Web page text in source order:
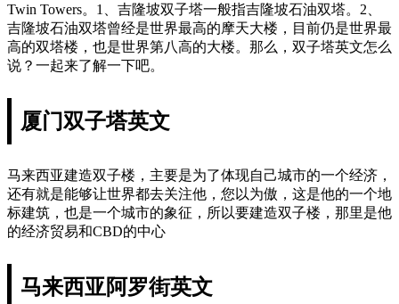
Twin Towers。1、吉隆坡双子塔一般指吉隆坡石油双塔。2、
吉隆坡石油双塔曾经是世界最高的摩天大楼，目前仍是世界最
高的双塔楼，也是世界第八高的大楼。那么，双子塔英文怎么
说？一起来了解一下吧。
厦门双子塔英文
马来西亚建造双子楼，主要是为了体现自己城市的一个经济，
还有就是能够让世界都去关注他，您以为傲，这是他的一个地
标建筑，也是一个城市的象征，所以要建造双子楼，那里是他
的经济贸易和CBD的中心
马来西亚阿罗街英文